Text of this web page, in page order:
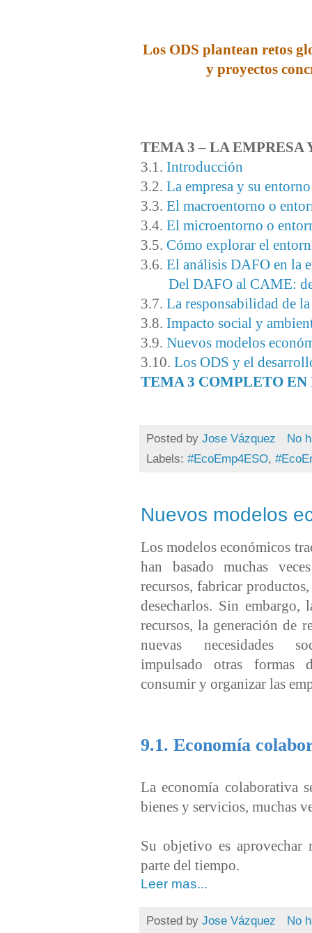
Los ODS plantean retos
y proyectos
TEMA 3 – LA EMPRESA
3.1. Introducción
3.2. La empresa y su entorno
3.3. El macroentorno o
3.4. El microentorno o
3.5. Cómo explorar el
3.6. El análisis DAFO en la
Del DAFO al CAME: del
3.7. La responsabilidad de la
3.8. Impacto social y
3.9. Nuevos modelos
3.10. Los ODS y el
TEMA 3 COMPLETO EN
Posted by Jose Vázquez
No
Labels: #EcoEmp4ESO,
Nuevos modelos
Los modelos económicos
han basado muchas
recursos, fabricar
desecharlos. Sin embargo,
recursos, la generación de
nuevas necesidades
impulsado otras formas
consumir y organizar las
9.1. Economía
La economía colaborativa
bienes y servicios, muchas
Su objetivo es aprovechar
parte del tiempo.
Leer mas...
Posted by Jose Vázquez
No